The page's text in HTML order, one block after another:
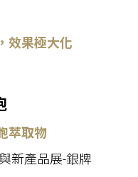
效果極大化
萃取物
新產品展-銀牌